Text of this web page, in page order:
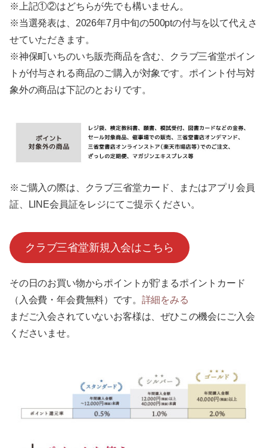
※上記①②はどちらが先でも構いません。
※当選発表は、2026年7月中旬の500ptの付与を以て代えさ
せていただきます。
※神保町いちのいち販売商品を含む、クラブ三省堂ポイン
トが付与される商品のご購入が対象です。ポイント付与対
象外の商品は下記のとおりです。
※ご購入の際は、クラブ三省堂カード、またはアプリ会員
証、LINE会員証をレジにてご提示ください。
クラブ三省堂新規入会はこちら
その日のお買い物からポイントが貯まるポイントカード
（入会費・年会費無料）です。 詳細をみる
まだご入会されていないお客様は、ぜひこの機会にご入会
くださいませ。